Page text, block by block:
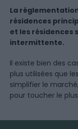
La
résidences
et les résidences
intermittente.
Il existe bien des
plus utilisées que
simplifier le
pour toucher le